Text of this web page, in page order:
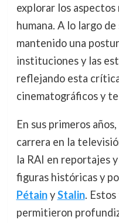
explorar los aspectos
humana. A lo largo
mantenido una
instituciones y las
reflejando esta
cinematográficos y
En sus primeros
carrera en la
la RAI en reportajes
figuras históricas y
PétainyStalin.
permitieron